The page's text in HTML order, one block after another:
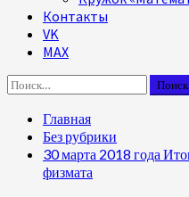
Контакты
VK
MAX
Найти:
Главная
Без рубрики
30 марта 2018 года
физмата